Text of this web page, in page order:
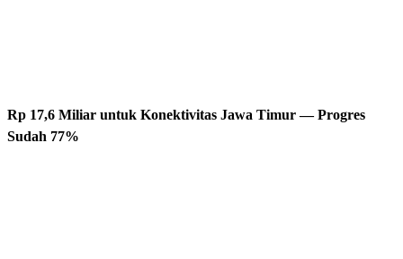
Rp 17,6 Miliar untuk Konektivitas Jawa Timur — Progres
Sudah 77%